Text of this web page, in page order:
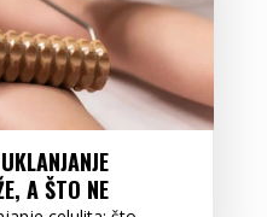
A ŠTO NE